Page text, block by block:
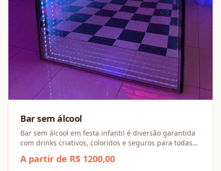
Bar sem álcool
Bar sem álcool em festa infantil é diversão garantida
com drinks criativos, coloridos e seguros para todas
A partir de R$ 1200,00